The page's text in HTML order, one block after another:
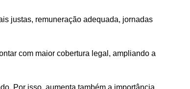
justas, remuneração adequada, jornadas
com maior cobertura legal, ampliando a
Por isso, aumenta também a importância